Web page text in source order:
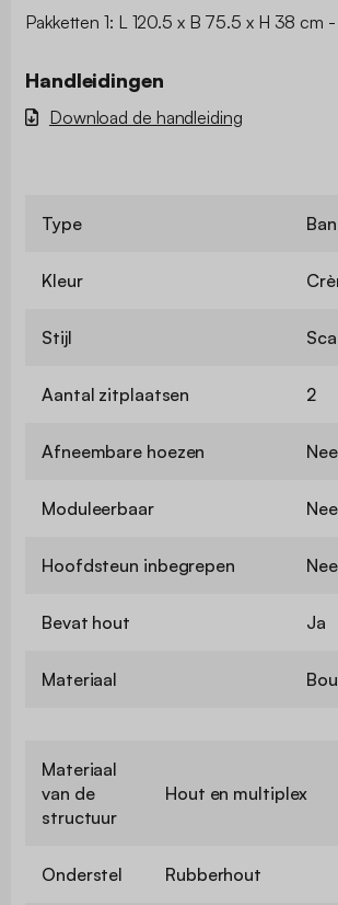
Pakketten 1: L 120.5 x B 75.5 x H 38 cm
Handleidingen
Download de handleiding
Type
Kleur
Stijl
Aantal zitplaatsen 2
Afneembare hoezen Nee
Moduleerbaar Nee
Hoofdsteun inbegrepen Nee
Bevat hout Ja
Materiaal
Materiaal
van de
structuur
Hout en multiplex
Onderstel Rubberhout